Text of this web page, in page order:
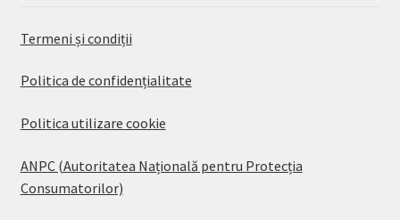
Termeni și condiții
Politica de confidențialitate
Politica utilizare cookie
ANPC (Autoritatea Națională pentru Protecția
Consumatorilor)